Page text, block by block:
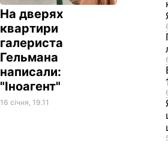
На дверях
квартири
галериста
Гельмана
написали:
"Іноагент"
16 січня, 19.11